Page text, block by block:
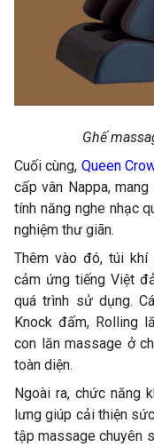
Ghế
Cuối cùng, Queen
cấp vân Nappa,
tính năng nghe nhạc
nghiệm thư giãn.
Thêm vào đó, túi khí
cảm ứng tiếng Việt
quá trình sử dụng.
Knock đấm, Rolling
con lăn massage ở
toàn diện.
Ngoài ra, chức năng
lưng giúp cải thiện
tập massage chuyên